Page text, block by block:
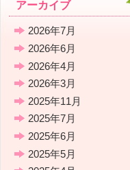
アーカイブ
2026年7月
2026年6月
2026年4月
2026年3月
2025年11月
2025年7月
2025年6月
2025年5月